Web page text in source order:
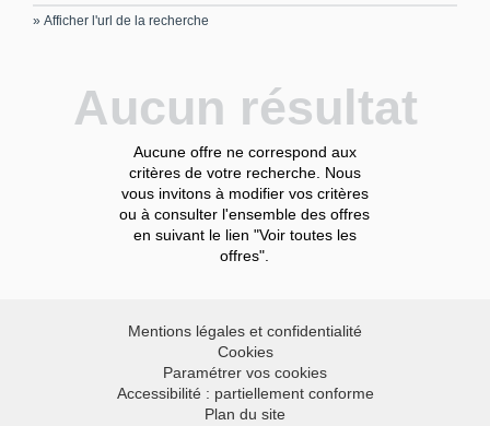
» Afficher l'url de la recherche
Aucun résultat
Aucune offre ne correspond aux
critères de votre recherche. Nous
vous invitons à modifier vos critères
ou à consulter l'ensemble des offres
en suivant le lien "Voir toutes les
offres".
Mentions légales et confidentialité
Cookies
Paramétrer vos cookies
Accessibilité : partiellement conforme
Plan du site